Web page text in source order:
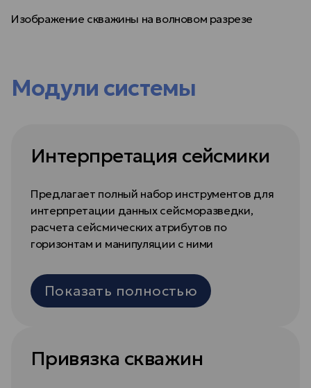
Изображение скважины на волновом разрезе
Модули системы
Интерпретация сейсмики
Предлагает полный набор инструментов для
интерпретации данных сейсморазведки,
расчета сейсмических атрибутов по
горизонтам и манипуляции с ними
Показать полностью
Привязка скважин